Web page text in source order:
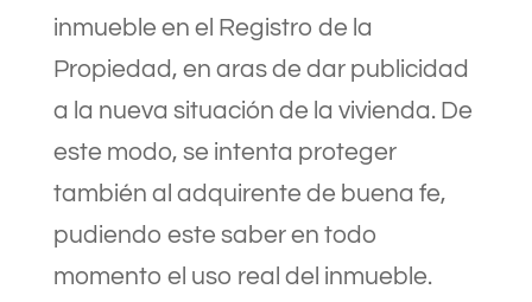
inmueble en el Registro de la
Propiedad, en aras de dar publicidad
a la nueva situación de la vivienda. De
este modo, se intenta proteger
también al adquirente de buena fe,
pudiendo este saber en todo
momento el uso real del inmueble.